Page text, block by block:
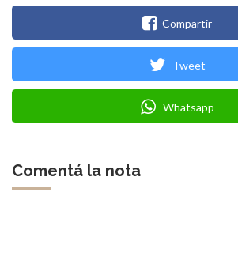
Compartir
Tweet
Whatsapp
Comentá la nota